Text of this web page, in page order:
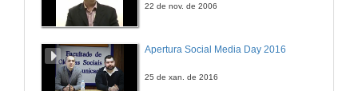
22 de nov. de 2006
Apertura Social Media Day 2016
25 de xan. de 2016